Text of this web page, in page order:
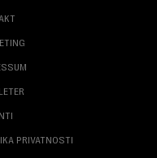
PRIVATNOSTI